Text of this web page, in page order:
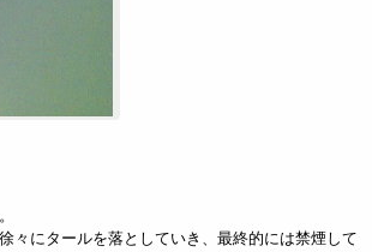
々にタールを落としていき、最終的には禁煙して